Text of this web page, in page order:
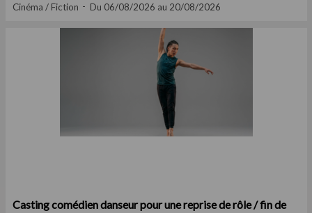
Cinéma / Fiction Du 06/08/2026 au 20/08/2026
Casting comédien danseur pour une reprise de rôle / fin de